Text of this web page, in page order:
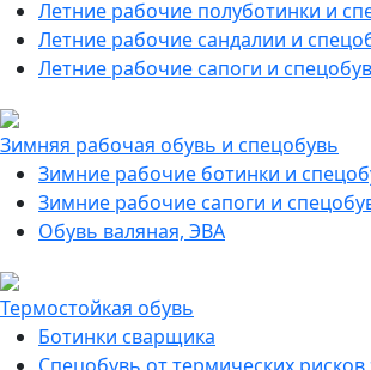
Летние рабочие полуботинки и
Летние рабочие сандалии и
Летние рабочие сапоги и
Зимняя рабочая обувь и спецобувь
Зимние рабочие ботинки и
Зимние рабочие сапоги и
Обувь валяная, ЭВА
Термостойкая обувь
Ботинки сварщика